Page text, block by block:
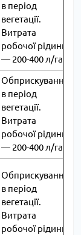
в період
вегетації.
Витрата
робочої рідини
― 200-400 л/га
Обприскування
в період
вегетації.
Витрата
робочої рідини
― 200-400 л/га
Обприскування
в період
вегетації.
Витрата
робочої рідини